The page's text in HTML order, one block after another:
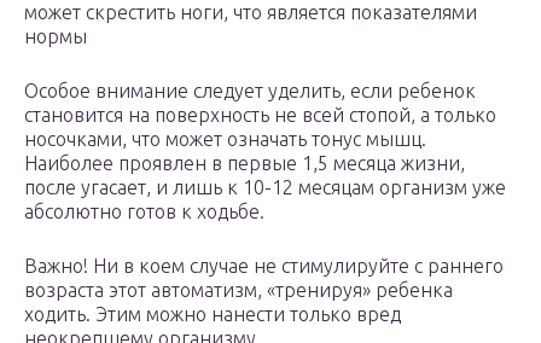
может скрестить ноги, что является показателями
нормы
Особое внимание следует уделить, если ребенок
становится на поверхность не всей стопой, а только
носочками, что может означать тонус мышц.
Наиболее проявлен в первые 1,5 месяца жизни,
после угасает, и лишь к 10-12 месяцам организм уже
абсолютно готов к ходьбе.
Важно! Ни в коем случае не стимулируйте с раннего
возраста этот автоматизм, «тренируя» ребенка
ходить. Этим можно нанести только вред
неокрепшему организму